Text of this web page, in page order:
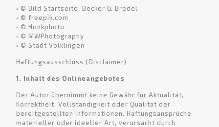
• © Bild Startseite: Becker & Bredel
• © freepik.com
• © Honkphoto
• © MWPhotography
• © Stadt Völklingen
Haftungsausschluss (Disclaimer)
1. Inhalt des Onlineangebotes
Der Autor übernimmt keine Gewähr für Aktualität,
Korrektheit, Vollständigkeit oder Qualität der
bereitgestellten Informationen. Haftungsansprüche
materieller oder ideeller Art, verursacht durch